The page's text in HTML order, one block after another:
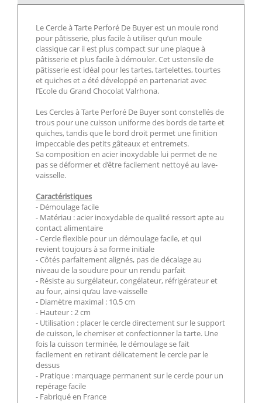
Le Cercle à Tarte Perforé De Buyer est un moule rond
pour pâtisserie, plus facile à utiliser qu’un moule
classique car il est plus compact sur une plaque à
pâtisserie et plus facile à démouler. Cet ustensile de
pâtisserie est idéal pour les tartes, tartelettes, tourtes
et quiches et a été développé en partenariat avec
l’Ecole du Grand Chocolat Valrhona.
Les Cercles à Tarte Perforé De Buyer sont constellés de
trous pour une cuisson uniforme des bords de tarte et
quiches, tandis que le bord droit permet une finition
impeccable des petits gâteaux et entremets.
Sa composition en acier inoxydable lui permet de ne
pas se déformer et d’être facilement nettoyé au lave-
vaisselle.
Caractéristiques
- Démoulage facile
- Matériau : acier inoxydable de qualité ressort apte au
contact alimentaire
- Cercle flexible pour un démoulage facile, et qui
revient toujours à sa forme initiale
- Côtés parfaitement alignés, pas de décalage au
niveau de la soudure pour un rendu parfait
- Résiste au surgélateur, congélateur, réfrigérateur et
au four, ainsi qu’au lave-vaisselle
- Diamètre maximal : 10,5 cm
- Hauteur : 2 cm
- Utilisation : placer le cercle directement sur le support
de cuisson, le chemiser et confectionner la tarte. Une
fois la cuisson terminée, le démoulage se fait
facilement en retirant délicatement le cercle par le
dessus
- Pratique : marquage permanent sur le cercle pour un
repérage facile
- Fabriqué en France